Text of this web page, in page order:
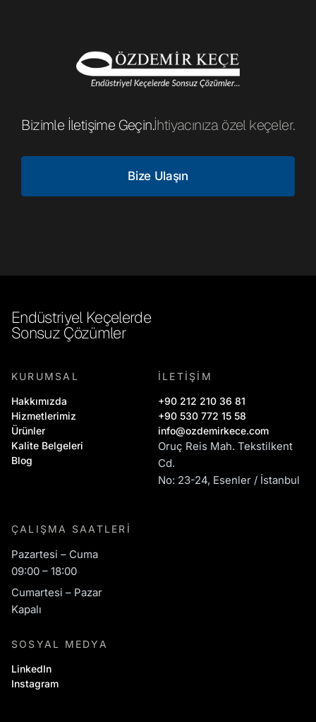
Bizimle İletişime Geçin.İhtiyacınıza özel keçeler.
Bize
Ulaşın
Bize Ulaşın
Endüstriyel Keçelerde
Sonsuz Çözümler
KURUMSAL
Hakkımızda
Hizmetlerimiz
Ürünler
Kalite Belgeleri
Blog
İLETIŞIM
+90 212 210 36 81
+90 530 772 15 58
info@ozdemirkece.com
Oruç Reis Mah. Tekstilkent
Cd.
No: 23-24, Esenler / İstanbul
ÇALIŞMA SAATLERI
Pazartesi – Cuma
09:00 – 18:00
Cumartesi – Pazar
Kapalı
SOSYAL MEDYA
LinkedIn
Instagram